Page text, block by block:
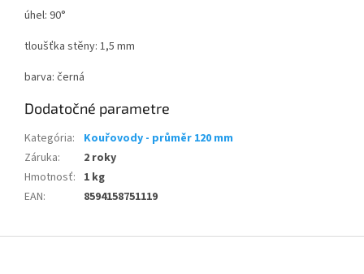
úhel: 90°
tloušťka stěny: 1,5 mm
barva: černá
Dodatočné parametre
Kategória:
Kouřovody - průměr 120 mm
Záruka:
2 roky
Hmotnosť: 1 kg
EAN: 8594158751119